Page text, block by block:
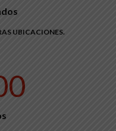
UBICACIONES.